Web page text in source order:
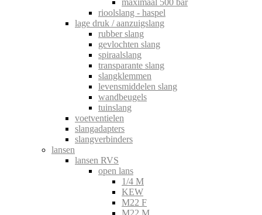
maximaal 500 bar
rioolslang - haspel
lage druk / aanzuigslang
rubber slang
gevlochten slang
spiraalslang
transparante slang
slangklemmen
levensmiddelen slang
wandbeugels
tuinslang
voetventielen
slangadapters
slangverbinders
lansen
lansen RVS
open lans
1/4 M
KEW
M22 F